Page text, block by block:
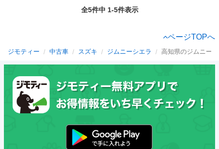
全5件中 1-5件表示
ページTOPへ
ジモティー 中古車 スズキ ジムニーシエラ 高知県のジムニー